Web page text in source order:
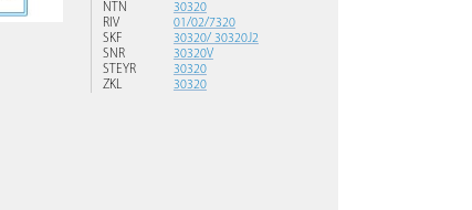
NTN
30320
RIV
01/02/7320
SKF
30320/ 30320J2
SNR
30320V
STEYR
30320
ZKL
30320